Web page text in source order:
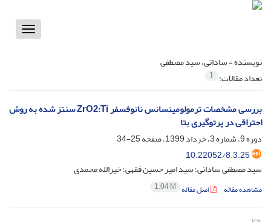
Toggle
نویسنده =ساداتی، سید مصطفی
تعداد مقالات: 1
بررسی مشخصات ترمولومینسانس نانوفسفر ZrO2:Ti سنتز شده به روش
احتراقی در پرتوگیری بتا
دوره 9، شماره 3، خرداد 1399، صفحه
25-34
10.22052/8.3.25
سید مصطفی ساداتی؛ سید امیر حسین فقهی؛ خیرالله محمدی
مشاهده مقاله اصل مقاله 1.04 M